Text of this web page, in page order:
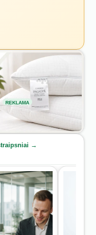
REKLAMA
→